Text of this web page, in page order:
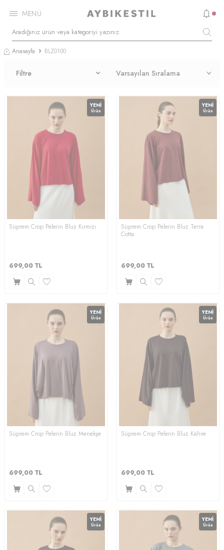
MENÜ
Anasayfa BLZ0100
Filtre
YENI
Ürün
Süprem Crop Pelerin Bluz Kırmızı
699,00 TL
YENI
Ürün
Süprem Crop Pelerin Bluz Terra
Cotta
699,00 TL
YENI
Ürün
Süprem Crop Pelerin Bluz Menekşe
699,00 TL
YENI
Ürün
Süprem Crop Pelerin Bluz Kahve
699,00 TL
YENI
Ürün
YENI
Ürün